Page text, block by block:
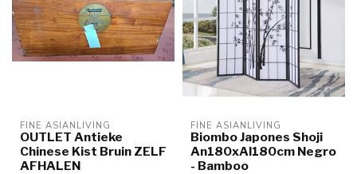
FINE ASIANLIVING
OUTLET Antieke
Chinese Kist Bruin ZELF
AFHALEN
FINE ASIANLIVING
Biombo Japones Shoji
An180xAl180cm Negro
- Bamboo